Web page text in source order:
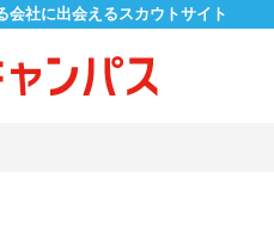
会社に出会えるスカウトサイト